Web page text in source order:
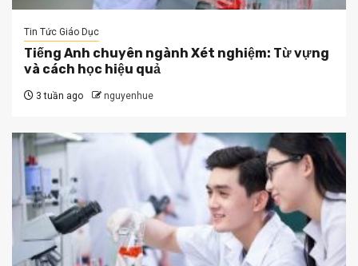
Tin Tức Giáo Dục
Tiếng Anh chuyên ngành Xét nghiệm: Từ vựng
và cách học hiệu quả
3 tuần ago nguyenhue